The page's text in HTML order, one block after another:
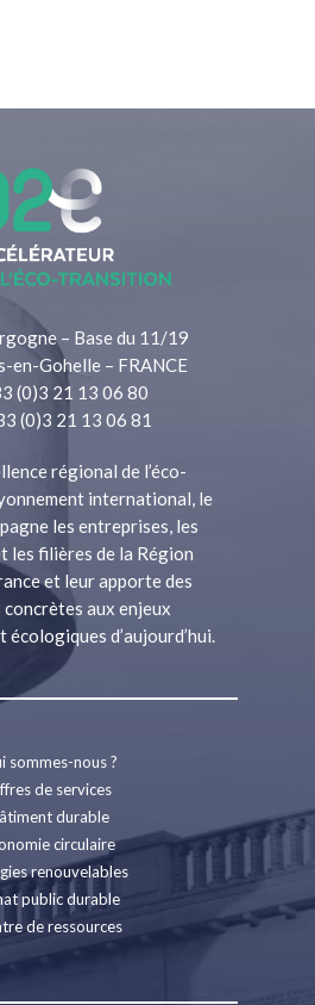
– Base du 11/19
en-Gohelle – FRANCE
(0)3 21 13 06 80
(0)3 21 13 06 81
régional de l’éco-
international, le
les entreprises, les
filières de la Région
et leur apporte des
aux enjeux
écologiques d’aujourd’hui.
sommes-nous ?
de services
durable
circulaire
renouvelables
public durable
de ressources